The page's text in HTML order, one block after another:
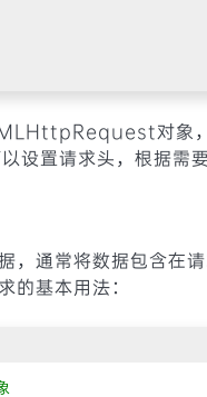
对象
设置请求头，根据需
，通常将数据包含在
的基本用法：